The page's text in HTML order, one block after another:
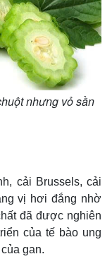
nhưng vỏ sần
cải Brussels, cải
vị hơi đắng nhờ
đã được nghiên
của tế bào ung
gan.